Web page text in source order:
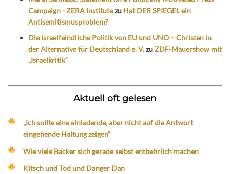
Campaign - ZERA Institutezu Hat DER SPIEGEL ein
Antisemitismusproblem?
Die israelfeindliche Politik von EU und UNO – Christen in
der Alternative für Deutschland e. V.zuZDF-Mauershow mit
„Israelkritik“
Aktuell oft gelesen
„Ich sollte eine einladende, aber nicht auf die Antwort
eingehende Haltung zeigen“
Wie viele Bäcker sich gerade selbst entbehrlich machen
Kitsch und Tod und Danger Dan